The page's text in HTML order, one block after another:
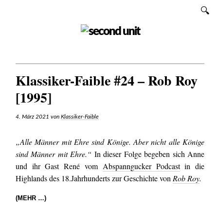
Klassiker-Faible #24 – Rob Roy
[1995]
4. März 2021 von Klassiker-Faible
„Alle Männer mit Ehre sind Könige. Aber nicht alle Könige
sind Männer mit Ehre.“ In dieser Folge begeben sich Anne
und ihr Gast René vom Abspanngucker Podcastin die
Highlands des 18.Jahrhunderts zur Geschichte von Rob Roy.
(MEHR …)